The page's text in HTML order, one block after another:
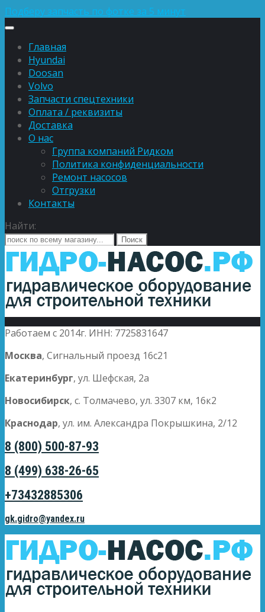
Подберу запчасть по фотке за 5 минут
Главная
Hyundai
Doosan
Volvo
Запчасти спецтехники
Оплата / реквизиты
Доставка
О нас
Группа компаний Ридком
Политика конфиденциальности
Ремонт насосов
Отгрузки
Контакты
Найти:
Работаем с 2014г. ИНН: 7725831647
Москва, Сигнальный проезд 16с21
Екатеринбург, ул. Шефская, 2а
Новосибирск, с. Толмачево, ул. 3307 км, 16к2
Краснодар, ул. им. Александра Покрышкина, 2/12
8 (800) 500-87-93
8 (499) 638-26-65
+73432885306
gk.gidro@yandex.ru